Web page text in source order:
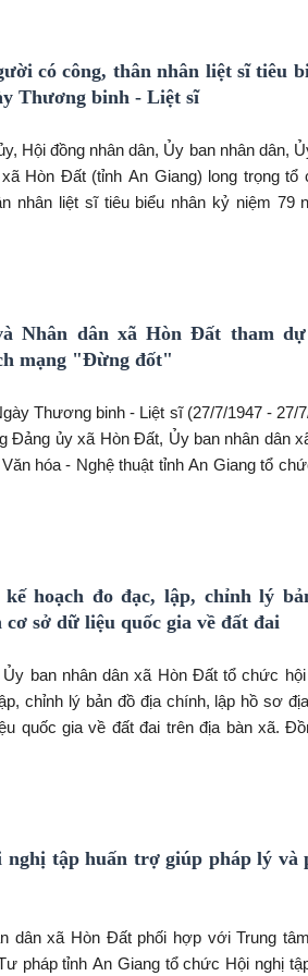
Tổ chức Associazione ACTI
- Phó Chủ tịch Hội Hữu nghị Việt Nam
có công, thân nhân liệt sĩ tiêu
Thương binh - Liệt sĩ
Hội đồng nhân dân, Ủy ban nhân dân,
Hòn Đất (tỉnh An Giang) long trọng tổ
nhân liệt sĩ tiêu biểu nhân kỷ niệm 79
Nhân dân xã Hòn Đất tham dự
mạng "Đừng đốt"
Thương binh - Liệt sĩ (27/7/1947 - 27/
Đảng ủy xã Hòn Đất, Ủy ban nhân dân
hóa - Nghệ thuật tỉnh An Giang tổ
hoạch đo đạc, lập, chỉnh lý
sở dữ liệu quốc gia về đất đai
ban nhân dân xã Hòn Đất tổ chức hội
chỉnh lý bản đồ địa chính, lập hồ sơ
quốc gia về đất đai trên địa bàn xã.
tập huấn trợ giúp pháp lý và
dân xã Hòn Đất phối hợp với Trung
pháp tỉnh An Giang tổ chức Hội nghị